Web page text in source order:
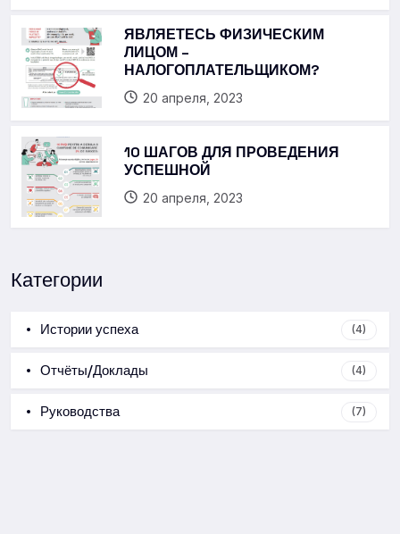
ЯВЛЯЕТЕСЬ ФИЗИЧЕСКИМ
ЛИЦОМ –
НАЛОГОПЛАТЕЛЬЩИКОМ?
20 апреля, 2023
10 ШАГОВ ДЛЯ ПРОВЕДЕНИЯ
УСПЕШНОЙ
20 апреля, 2023
Категории
Истории успеха (4)
Отчёты/Доклады (4)
Руководства (7)